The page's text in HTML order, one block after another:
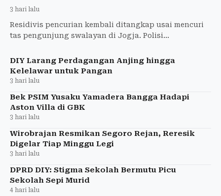
3 hari lalu
Residivis pencurian kembali ditangkap usai mencuri
tas pengunjung swalayan di Jogja. Polisi
DIY Larang Perdagangan Anjing hingga
Kelelawar untuk Pangan
3 hari lalu
Bek PSIM Yusaku Yamadera Bangga Hadapi
Aston Villa di GBK
3 hari lalu
Wirobrajan Resmikan Segoro Rejan, Reresik
Digelar Tiap Minggu Legi
3 hari lalu
DPRD DIY: Stigma Sekolah Bermutu Picu
Sekolah Sepi Murid
4 hari lalu